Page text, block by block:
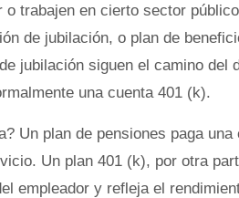
o trabajen en cierto sector
de jubilación, o plan de
jubilación siguen el camino del
una cuenta 401 (k).
Un plan de pensiones paga
Un plan 401 (k), por otra
empleador y refleja el